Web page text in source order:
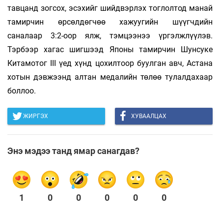
тавцанд зогсох, эсэхийг шийдвэрлэх тоглолтод манай
тамирчин өрсөлдөгчөө хажуугийн шүүгчдийн
саналаар 3:2-оор ялж, тэмцээнээ үргэлжлүүлэв.
Тэрбээр хагас шигшээд Японы тамирчин Шунсуке
Китамотог III үед хүнд цохилтоор буулган авч, Астана
хотын дэвжээнд алтан медалийн төлөө тулалдахаар
боллоо.
ЖИРГЭХ ХУВААЛЦАХ
Энэ мэдээ танд ямар санагдав?
1 0 0 0 0 0